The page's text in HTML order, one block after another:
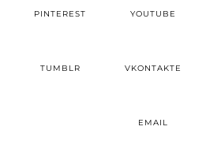
PINTEREST YOUTUBE
TUMBLR VKONTAKTE
EMAIL